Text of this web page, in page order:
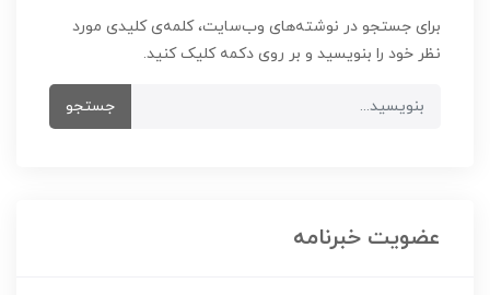
برای جستجو در نوشته‌های وب‌سایت، کلمه‌ی کلیدی مورد
نظر خود را بنویسید و بر روی دکمه کلیک کنید.
جستجو
عضویت خبرنامه